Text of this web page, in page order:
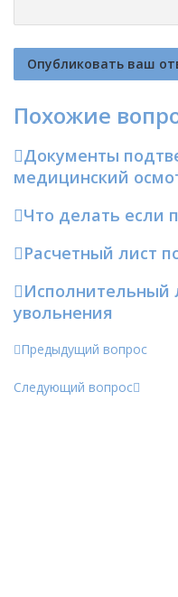
Похожие
Документы
медицинский
Что делать если
Расчетный лист
Исполнительный
увольнения
Предыдущий вопрос
Следующий вопрос